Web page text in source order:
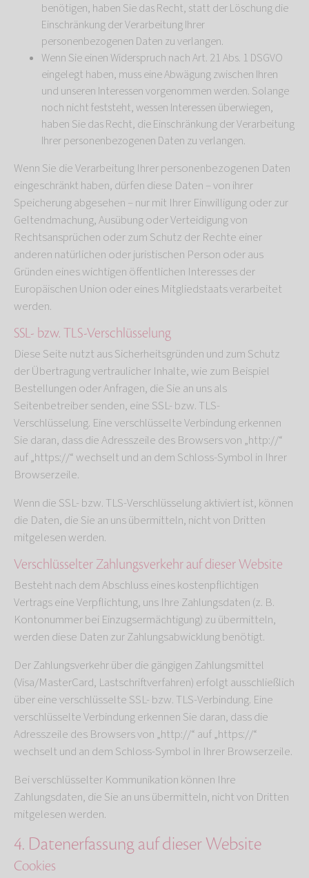
benötigen, haben Sie das Recht, statt der Löschung die
Einschränkung der Verarbeitung Ihrer
personenbezogenen Daten zu verlangen.
Wenn Sie einen Widerspruch nach Art. 21 Abs. 1 DSGVO
eingelegt haben, muss eine Abwägung zwischen Ihren
und unseren Interessen vorgenommen werden. Solange
noch nicht feststeht, wessen Interessen überwiegen,
haben Sie das Recht, die Einschränkung der Verarbeitung
Ihrer personenbezogenen Daten zu verlangen.
Wenn Sie die Verarbeitung Ihrer personenbezogenen Daten
eingeschränkt haben, dürfen diese Daten – von ihrer
Speicherung abgesehen – nur mit Ihrer Einwilligung oder zur
Geltendmachung, Ausübung oder Verteidigung von
Rechtsansprüchen oder zum Schutz der Rechte einer
anderen natürlichen oder juristischen Person oder aus
Gründen eines wichtigen öffentlichen Interesses der
Europäischen Union oder eines Mitgliedstaats verarbeitet
werden.
SSL- bzw. TLS-Verschlüsselung
Diese Seite nutzt aus Sicherheitsgründen und zum Schutz
der Übertragung vertraulicher Inhalte, wie zum Beispiel
Bestellungen oder Anfragen, die Sie an uns als
Seitenbetreiber senden, eine SSL- bzw. TLS-
Verschlüsselung. Eine verschlüsselte Verbindung erkennen
Sie daran, dass die Adresszeile des Browsers von „http://“
auf „https://“ wechselt und an dem Schloss-Symbol in Ihrer
Browserzeile.
Wenn die SSL- bzw. TLS-Verschlüsselung aktiviert ist, können
die Daten, die Sie an uns übermitteln, nicht von Dritten
mitgelesen werden.
Verschlüsselter Zahlungsverkehr auf dieser Website
Besteht nach dem Abschluss eines kostenpflichtigen
Vertrags eine Verpflichtung, uns Ihre Zahlungsdaten (z. B.
Kontonummer bei Einzugsermächtigung) zu übermitteln,
werden diese Daten zur Zahlungsabwicklung benötigt.
Der Zahlungsverkehr über die gängigen Zahlungsmittel
(Visa/MasterCard, Lastschriftverfahren) erfolgt ausschließlich
über eine verschlüsselte SSL- bzw. TLS-Verbindung. Eine
verschlüsselte Verbindung erkennen Sie daran, dass die
Adresszeile des Browsers von „http://“ auf „https://“
wechselt und an dem Schloss-Symbol in Ihrer Browserzeile.
Bei verschlüsselter Kommunikation können Ihre
Zahlungsdaten, die Sie an uns übermitteln, nicht von Dritten
mitgelesen werden.
4. Datenerfassung auf dieser Website
Cookies